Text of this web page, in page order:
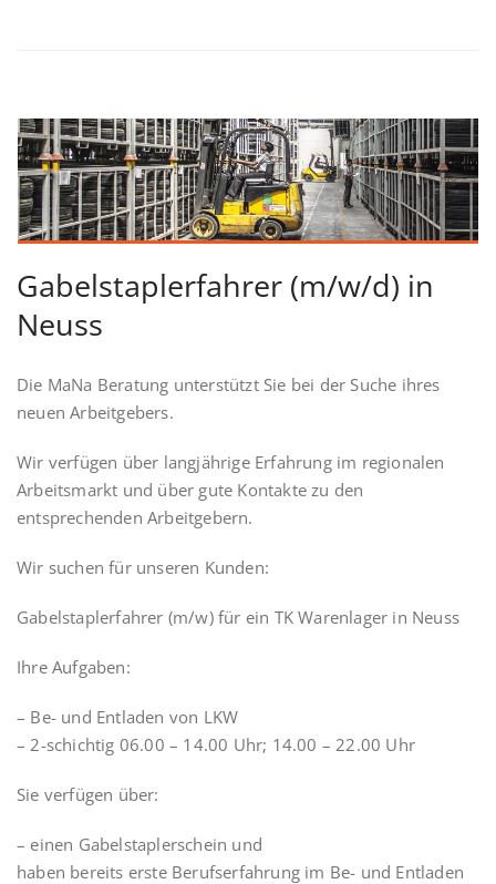
Gabelstaplerfahrer (m/w/d) in
Neuss
Die MaNa Beratung unterstützt Sie bei der Suche ihres
neuen Arbeitgebers.
Wir verfügen über langjährige Erfahrung im regionalen
Arbeitsmarkt und über gute Kontakte zu den
entsprechenden Arbeitgebern.
Wir suchen für unseren Kunden:
Gabelstaplerfahrer (m/w) für ein TK Warenlager in Neuss
Ihre Aufgaben:
– Be- und Entladen von LKW
– 2-schichtig 06.00 – 14.00 Uhr; 14.00 – 22.00 Uhr
Sie verfügen über:
– einen Gabelstaplerschein und
haben bereits erste Berufserfahrung im Be- und Entladen